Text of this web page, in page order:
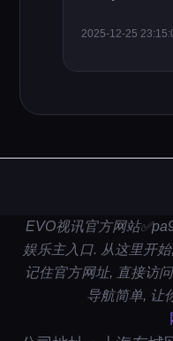
2025-12-25
EVO视讯官方网站
娱乐主入口. 从这里开
记住官方网址, 直接访
导航简单, 让